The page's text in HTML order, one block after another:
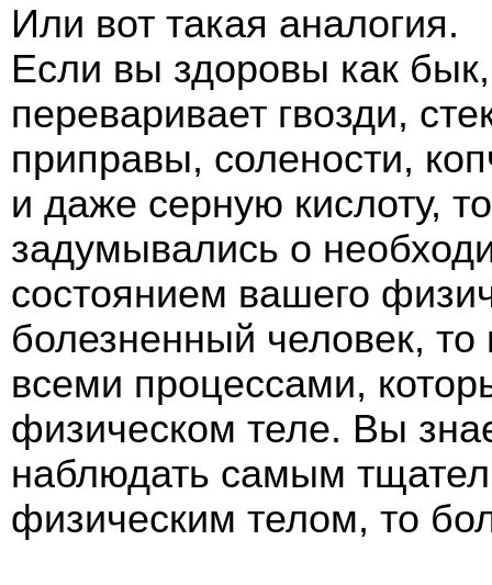
Или вот такая аналогия.
Если вы здоровы как
переваривает гвозди,
приправы, солености,
и даже серную кислоту,
задумывались о
состоянием вашего
болезненный человек,
всеми процессами,
физическом теле. Вы
наблюдать самым
физическим телом, то